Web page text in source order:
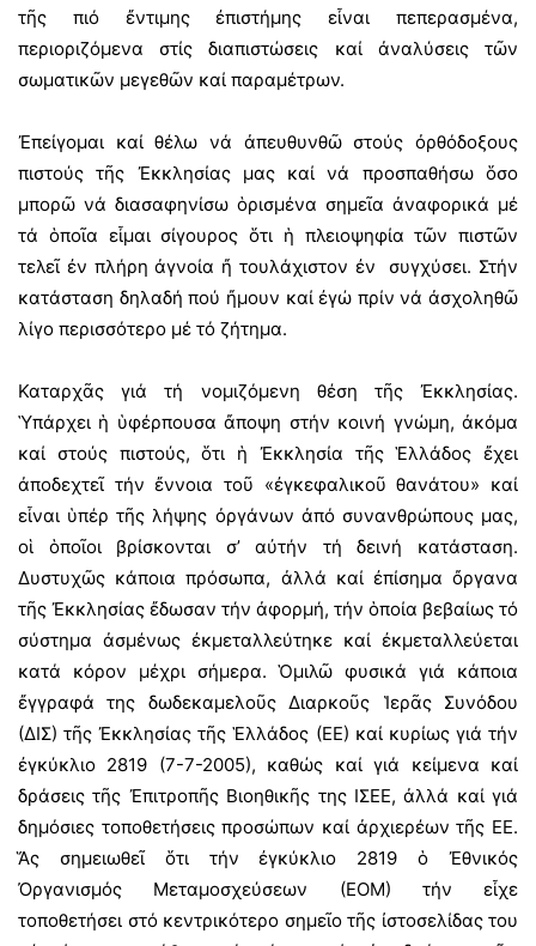
τῆς πιό ἔντιμης ἐπιστήμης εἶναι πεπερασμένα,
περιοριζόμενα στίς διαπιστώσεις καί ἀναλύσεις τῶν
σωματικῶν μεγεθῶν καί παραμέτρων.
Ἐπείγομαι καί θέλω νά ἀπευθυνθῶ στούς ὀρθόδοξους
πιστούς τῆς Ἐκκλησίας μας καί νά προσπαθήσω ὅσο
μπορῶ νά διασαφηνίσω ὁρισμένα σημεῖα ἀναφορικά μέ
τά ὁποῖα εἶμαι σίγουρος ὅτι ἡ πλειοψηφία τῶν πιστῶν
τελεῖ ἐν πλήρη ἀγνοία ἤ τουλάχιστον ἐν συγχύσει. Στήν
κατάσταση δηλαδή πού ἤμουν καί ἐγώ πρίν νά ἀσχοληθῶ
λίγο περισσότερο μέ τό ζήτημα.
Καταρχᾶς γιά τή νομιζόμενη θέση τῆς Ἐκκλησίας.
Ὑπάρχει ἡ ὑφέρπουσα ἄποψη στήν κοινή γνώμη, ἀκόμα
καί στούς πιστούς, ὅτι ἡ Ἐκκλησία τῆς Ἑλλάδος ἔχει
ἀποδεχτεῖ τήν ἔννοια τοῦ «ἐγκεφαλικοῦ θανάτου» καί
εἶναι ὑπέρ τῆς λήψης ὀργάνων ἀπό συνανθρώπους μας,
οἱ ὁποῖοι βρίσκονται σ’ αὐτήν τή δεινή κατάσταση.
Δυστυχῶς κάποια πρόσωπα, ἀλλά καί ἐπίσημα ὄργανα
τῆς Ἐκκλησίας ἔδωσαν τήν ἀφορμή, τήν ὁποία βεβαίως τό
σύστημα ἀσμένως ἐκμεταλλεύτηκε καί ἐκμεταλλεύεται
κατά κόρον μέχρι σήμερα. Ὁμιλῶ φυσικά γιά κάποια
ἔγγραφά της δωδεκαμελοῦς Διαρκοῦς Ἱερᾶς Συνόδου
(ΔΙΣ) τῆς Ἐκκλησίας τῆς Ἑλλάδος (ΕΕ) καί κυρίως γιά τήν
ἐγκύκλιο 2819 (7-7-2005), καθώς καί γιά κείμενα καί
δράσεις τῆς Ἐπιτροπῆς Βιοηθικῆς της ΙΣΕΕ, ἀλλά καί γιά
δημόσιες τοποθετήσεις προσώπων καί ἀρχιερέων τῆς ΕΕ.
Ἅς σημειωθεῖ ὅτι τήν ἐγκύκλιο 2819 ὁ Ἐθνικός
Ὀργανισμός Μεταμοσχεύσεων (ΕΟΜ) τήν εἶχε
τοποθετήσει στό κεντρικότερο σημεῖο τῆς ἰστοσελίδας του